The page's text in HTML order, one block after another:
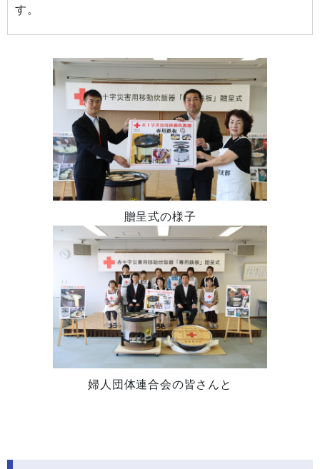
贈呈式の様子
婦人団体連合会の皆さんと
す。